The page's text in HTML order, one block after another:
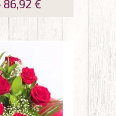
86,92 €